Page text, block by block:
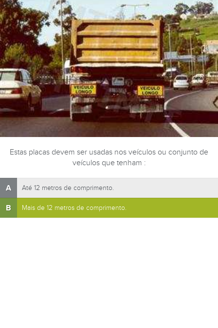
Estas placas devem ser usadas nos veículos ou conjunto de
veículos que tenham :
A Até 12 metros de comprimento.
B Mais de 12 metros de comprimento.